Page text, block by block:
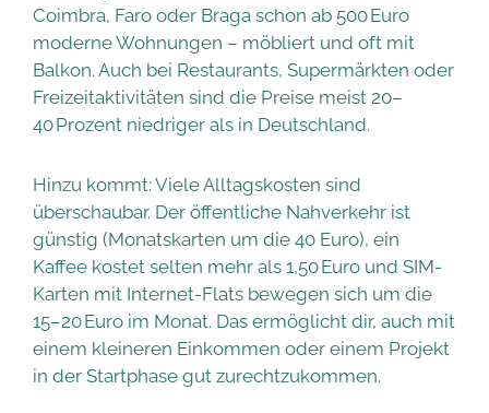
Coimbra, Faro oder Braga schon ab 500 Euro
moderne Wohnungen – möbliert und oft mit
Balkon. Auch bei Restaurants, Supermärkten oder
Freizeitaktivitäten sind die Preise meist 20–
40 Prozent niedriger als in Deutschland.
Hinzu kommt: Viele Alltagskosten sind
überschaubar. Der öffentliche Nahverkehr ist
günstig (Monatskarten um die 40 Euro), ein
Kaffee kostet selten mehr als 1,50 Euro und SIM-
Karten mit Internet-Flats bewegen sich um die
15–20 Euro im Monat. Das ermöglicht dir, auch mit
einem kleineren Einkommen oder einem Projekt
in der Startphase gut zurechtzukommen.